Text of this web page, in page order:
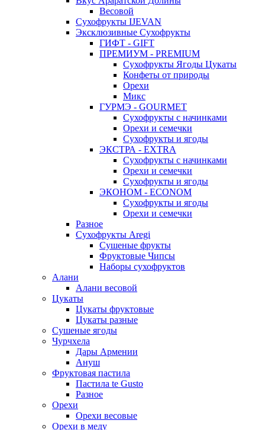
Весовой
Сухофрукты IJEVAN
Эксклюзивные Сухофрукты
ГИФТ - GIFT
ПРЕМИУМ - PREMIUM
Сухофрукты Ягоды Цукаты
Конфеты от природы
Орехи
Микс
ГУРМЭ - GOURMET
Сухофрукты с начинками
Орехи и семечки
Сухофрукты и ягоды
ЭКСТРА - EXTRA
Сухофрукты с начинками
Орехи и семечки
Сухофрукты и ягоды
ЭКОНОМ - ECONOM
Сухофрукты и ягоды
Орехи и семечки
Разное
Сухофрукты Aregi
Сушеные фрукты
Фруктовые Чипсы
Наборы сухофруктов
Алани
Алани весовой
Цукаты
Цукаты фруктовые
Цукаты разные
Сушеные ягоды
Чурчхела
Дары Армении
Ануш
Фруктовая пастила
Пастила te Gusto
Разное
Орехи
Орехи весовые
Орехи в меду